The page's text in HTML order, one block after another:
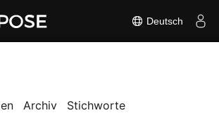
Deutsch
Archiv Stichworte